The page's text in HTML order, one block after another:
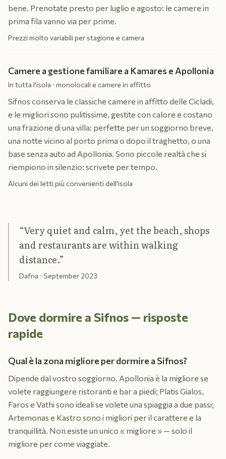
bene. Prenotate presto per luglio e agosto: le camere in
prima fila vanno via per prime.
Prezzi molto variabili per stagione e camera
Camere a gestione familiare a Kamares e Apollonia
In tutta l'isola · monolocali e camere in affitto
Sifnos conserva le classiche camere in affitto delle Cicladi,
e le migliori sono pulitissime, gestite con calore e costano
una frazione di una villa: perfette per un soggiorno breve,
una notte vicino al porto prima o dopo il traghetto, o una
base senza auto ad Apollonia. Sono piccole realtà che si
riempiono in silenzio: scrivete per tempo.
Alcuni dei letti più convenienti dell'isola
“Very quiet and calm, yet the beach, shops
and restaurants are within walking
distance.”
Dafna · September 2023
Dove dormire a Sifnos — risposte
rapide
Qual è la zona migliore per dormire a Sifnos?
Dipende dal vostro soggiorno. Apollonia è la migliore se
volete raggiungere ristoranti e bar a piedi; Platis Gialos,
Faros e Vathi sono ideali se volete una spiaggia a due passi;
Artemonas e Kastro sono i migliori per il carattere e la
tranquillità. Non esiste un unico « migliore » — solo il
migliore per come viaggiate.